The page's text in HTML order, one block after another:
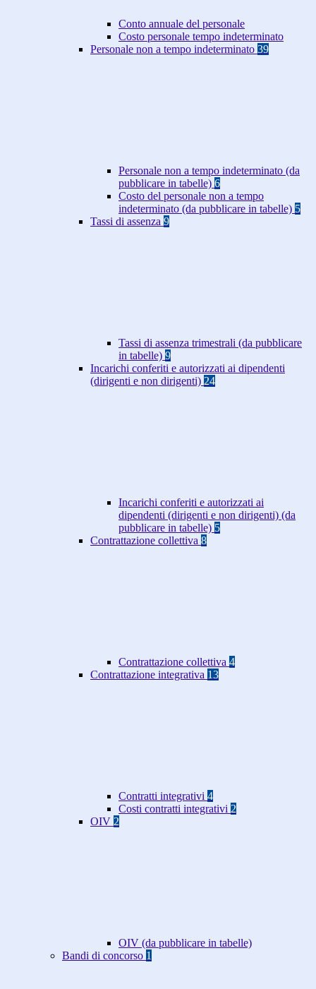
Conto annuale del personale
Costo personale tempo indeterminato
Personale non a tempo indeterminato 39
Personale non a tempo indeterminato (da
pubblicare in tabelle) 6
Costo del personale non a tempo
indeterminato (da pubblicare in tabelle) 5
Tassi di assenza 9
Tassi di assenza trimestrali (da pubblicare
in tabelle) 9
Incarichi conferiti e autorizzati ai dipendenti
(dirigenti e non dirigenti) 24
Incarichi conferiti e autorizzati ai
dipendenti (dirigenti e non dirigenti) (da
pubblicare in tabelle) 5
Contrattazione collettiva 8
Contrattazione collettiva 4
Contrattazione integrativa 13
Contratti integrativi 4
Costi contratti integrativi 2
OIV 2
OIV (da pubblicare in tabelle)
Bandi di concorso 1